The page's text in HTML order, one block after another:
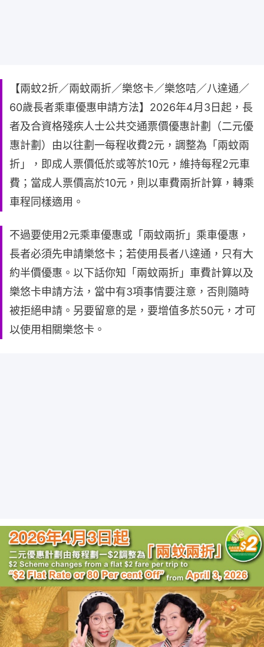
【兩蚊2折／兩蚊兩折／樂悠卡／樂悠咭／八達通／
60歲長者乘車優惠申請方法】2026年4月3日起，長
者及合資格殘疾人士公共交通票價優惠計劃（二元優
惠計劃）由以往劃一每程收費2元，調整為「兩蚊兩
折」，即成人票價低於或等於10元，維持每程2元車
費；當成人票價高於10元，則以車費兩折計算，轉乘
車程同樣適用。
不過要使用2元乘車優惠或「兩蚊兩折」乘車優惠，
長者必須先申請樂悠卡；若使用長者八達通，只有大
約半價優惠。以下話你知「兩蚊兩折」車費計算以及
樂悠卡申請方法，當中有3項事情要注意，否則隨時
被拒絕申請。另要留意的是，要增值多於50元，才可
以使用相關樂悠卡。